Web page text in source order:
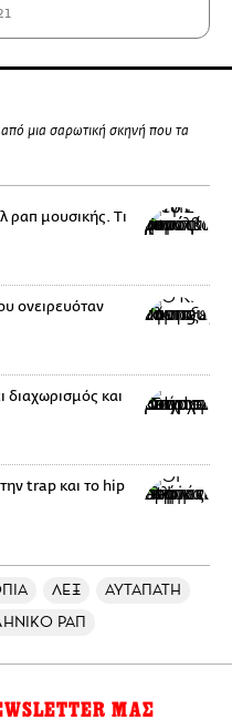
μια σαρωτική σκηνή που τα
ραπ μουσικής. Τι
ονειρευόταν
διαχωρισμός και
trap και το hip
ΛΕΞ
ΑΥΤΑΠΑΤΗ
ΡΑΠ
ΜΑΣ